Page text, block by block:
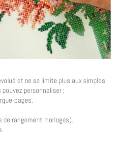
et ne se limite plus aux simples
pouvez personnaliser :
pages.
rangement, horloges).